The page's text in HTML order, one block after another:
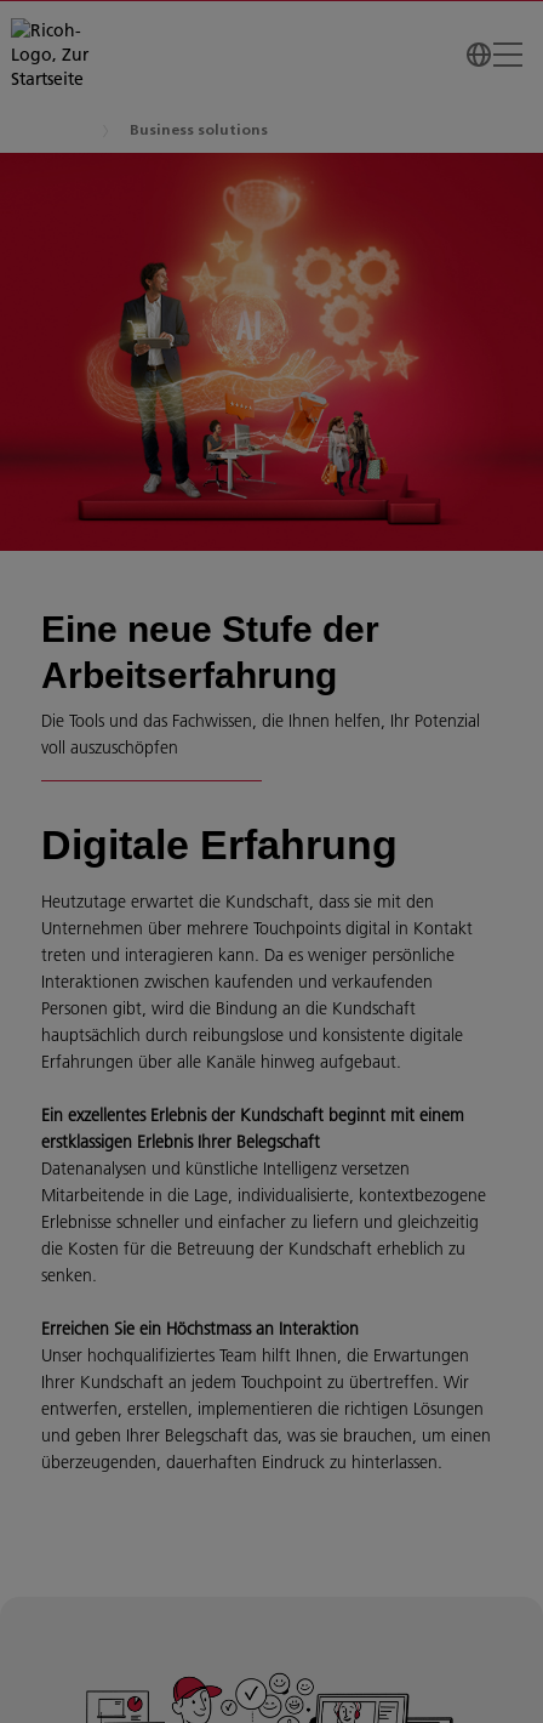
Business solutions
Eine neue Stufe der
Arbeitserfahrung
Die Tools und das Fachwissen, die Ihnen helfen, Ihr Potenzial
voll auszuschöpfen
Digitale Erfahrung
Heutzutage erwartet die Kundschaft, dass sie mit den
Unternehmen über mehrere Touchpoints digital in Kontakt
treten und interagieren kann. Da es weniger persönliche
Interaktionen zwischen kaufenden und verkaufenden
Personen gibt, wird die Bindung an die Kundschaft
hauptsächlich durch reibungslose und konsistente digitale
Erfahrungen über alle Kanäle hinweg aufgebaut.
Ein exzellentes Erlebnis der Kundschaft beginnt mit einem
erstklassigen Erlebnis Ihrer Belegschaft
Datenanalysen und künstliche Intelligenz versetzen
Mitarbeitende in die Lage, individualisierte, kontextbezogene
Erlebnisse schneller und einfacher zu liefern und gleichzeitig
die Kosten für die Betreuung der Kundschaft erheblich zu
senken.
Erreichen Sie ein Höchstmass an Interaktion
Unser hochqualifiziertes Team hilft Ihnen, die Erwartungen
Ihrer Kundschaft an jedem Touchpoint zu übertreffen. Wir
entwerfen, erstellen, implementieren die richtigen Lösungen
und geben Ihrer Belegschaft das, was sie brauchen, um einen
überzeugenden, dauerhaften Eindruck zu hinterlassen.